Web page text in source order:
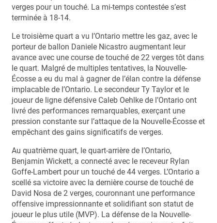
verges pour un touché. La mi-temps contestée s’est
terminée à 18-14.
Le troisième quart a vu l’Ontario mettre les gaz, avec le
porteur de ballon Daniele Nicastro augmentant leur
avance avec une course de touché de 22 verges tôt dans
le quart. Malgré de multiples tentatives, la Nouvelle-
Écosse a eu du mal à gagner de l’élan contre la défense
implacable de l’Ontario. Le secondeur Ty Taylor et le
joueur de ligne défensive Caleb Oehlke de l’Ontario ont
livré des performances remarquables, exerçant une
pression constante sur l’attaque de la Nouvelle-Écosse et
empêchant des gains significatifs de verges.
Au quatrième quart, le quart-arrière de l’Ontario,
Benjamin Wickett, a connecté avec le receveur Rylan
Goffe-Lambert pour un touché de 44 verges. L’Ontario a
scellé sa victoire avec la dernière course de touché de
David Nosa de 2 verges, couronnant une performance
offensive impressionnante et solidifiant son statut de
joueur le plus utile (MVP). La défense de la Nouvelle-